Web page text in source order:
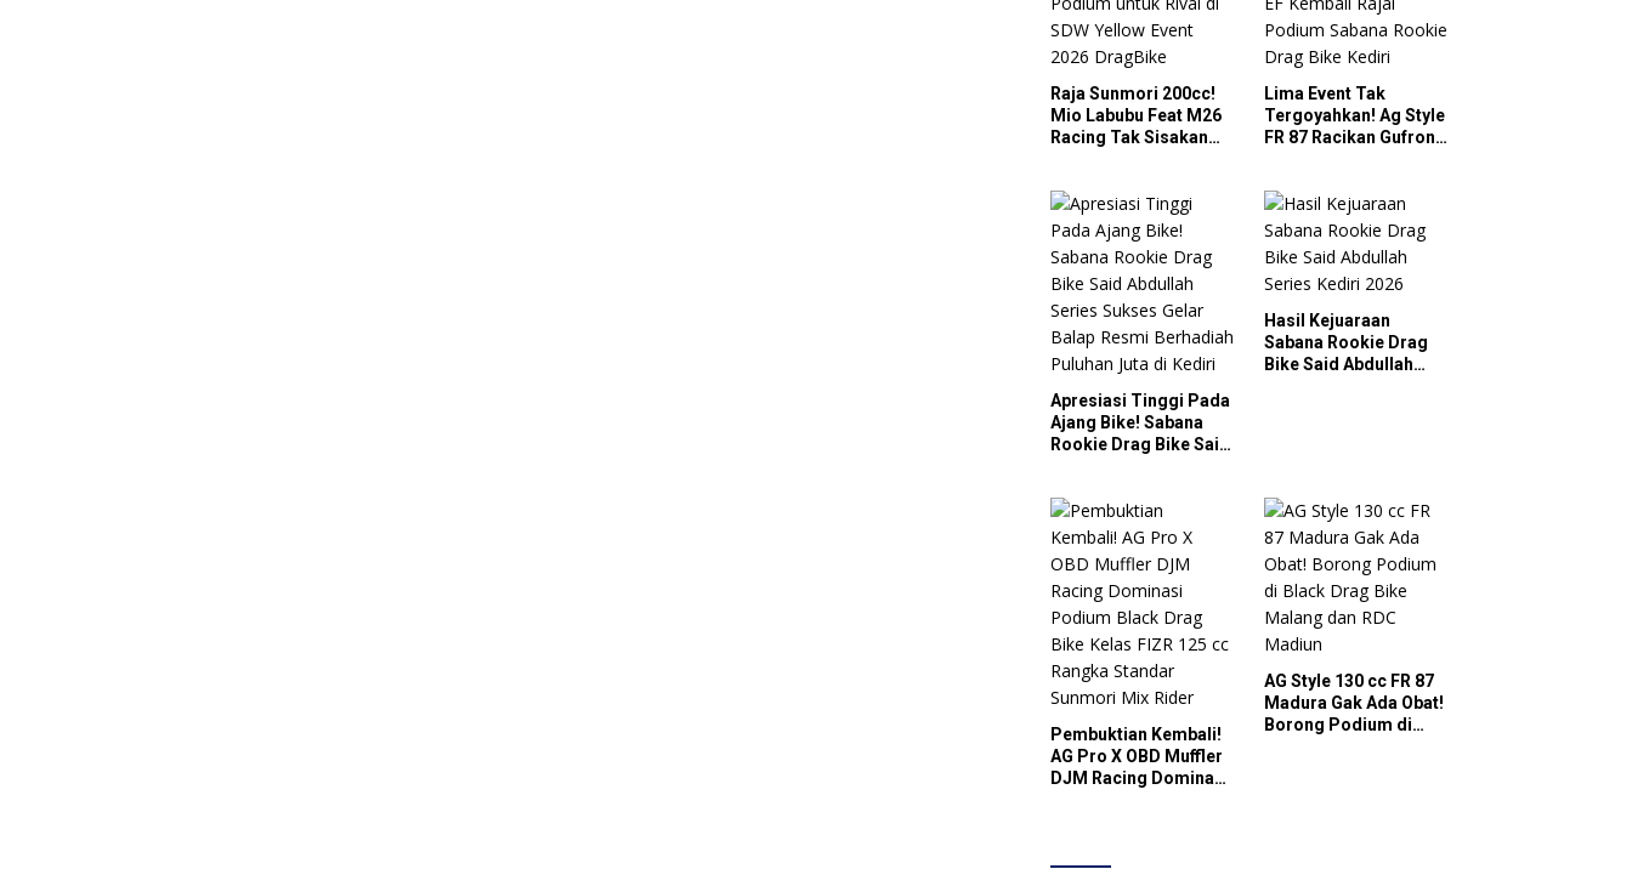
Raja Sunmori 200cc!
Mio Labubu Feat M26
Racing Tak Sisakan
DragBike
Lima Event Tak
Tergoyahkan! Ag Style
FR 87 Racikan Gufron
Rookie Drag Bike
Kediri
Apresiasi Tinggi Pada
Ajang Bike! Sabana
Rookie Drag Bike Said
Resmi Berhadiah
Puluhan Juta di Kediri
Hasil Kejuaraan
Sabana Rookie Drag
Bike Said Abdullah
Pembuktian Kembali!
AG Pro X OBD Muffler
DJM Racing Dominasi
Sunmori Mix Rider
AG Style 130 cc FR 87
Madura Gak Ada Obat!
Borong Podium di